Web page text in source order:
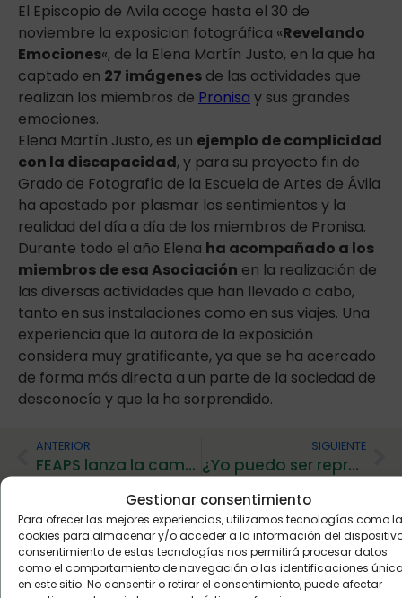
Gestionar consentimiento
Para ofrecer las mejores experiencias, utilizamos tecnologías como
cookies para almacenar y/o acceder a la información del
consentimiento de estas tecnologías nos permitirá procesar datos
como el comportamiento de navegación o las identificaciones
en este sitio. No consentir o retirar el consentimiento, puede afectar
El Episcopio de Avila acoge hasta el 30 de
noviembre la exposicion fotográfica «Revelando
Emociones«, de la Elena Martín Justo, en la que ha
captado en 27 imágenes de las actividades que
realizan los miembros de Pronisa y sus grandes
emociones.
Elena Martín Justo, es un ejemplo de complicidad
con la discapacidad, y para su proyecto fin de
Grado de Fotografía de la Escuela de Artes de Ávila
ha apostado por plasmar los sentimientos y la
realidad del día a día de los miembros de Pronisa.
Durante todo el año Elena ha acompañado a los
miembros de esa Asociación en la realización de
las diversas actividades que han llevado a cabo,
tanto en sus instalaciones como en sus viajes. Una
experiencia que la autora de la exposición
considera muy gratificante, ya que se ha acercado
de forma más directa a un parte de la sociedad de
desconocía y que la ha sorprendido.
ANTERIOR
FEAPS lanza la campaña reivindicativa de «Superpersonas»
SIGUIENTE
¿Yo puedo ser representante en mi asociación?
Buzón de
sugerencias: